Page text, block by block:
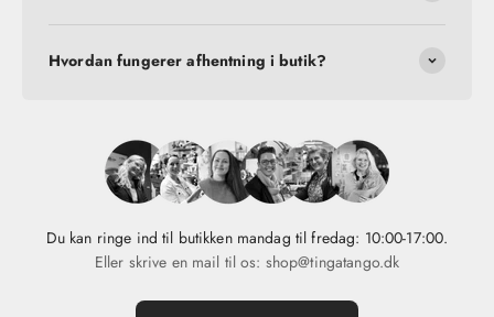
Hvordan fungerer afhentning i butik?
Du kan ringe ind til butikken mandag til fredag: 10:00-17:00.
Eller skrive en mail til os: shop@tingatango.dk